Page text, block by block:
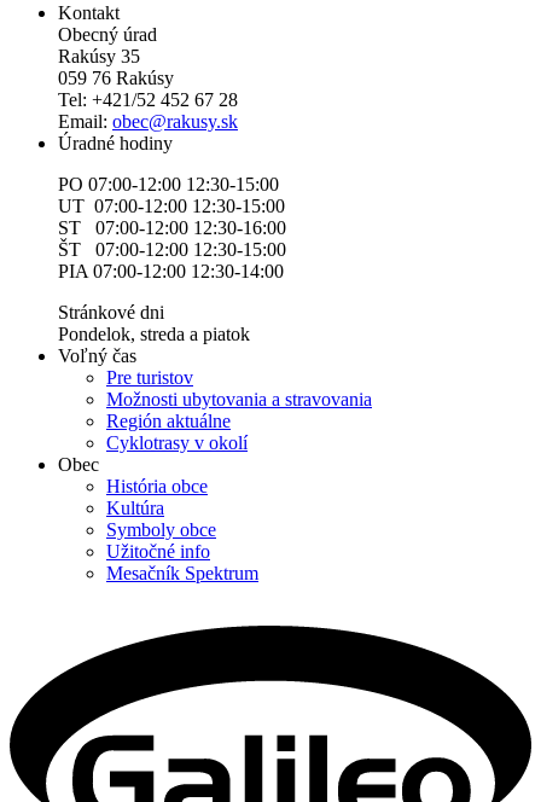
Kontakt
Obecný úrad
Rakúsy 35
059 76 Rakúsy
Tel: +421/52 452 67 28
Email: obec@rakusy.sk
Úradné hodiny
PO 07:00-12:00 12:30-15:00
UT 07:00-12:00 12:30-15:00
ST 07:00-12:00 12:30-16:00
ŠT 07:00-12:00 12:30-15:00
PIA 07:00-12:00 12:30-14:00
Stránkové dni
Pondelok, streda a piatok
Voľný čas
Pre turistov
Možnosti ubytovania a stravovania
Región aktuálne
Cyklotrasy v okolí
Obec
História obce
Kultúra
Symboly obce
Užitočné info
Mesačník Spektrum